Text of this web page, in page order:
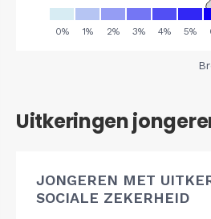
Uitkeringen
JONGEREN MET
SOCIALE ZEKERHEID